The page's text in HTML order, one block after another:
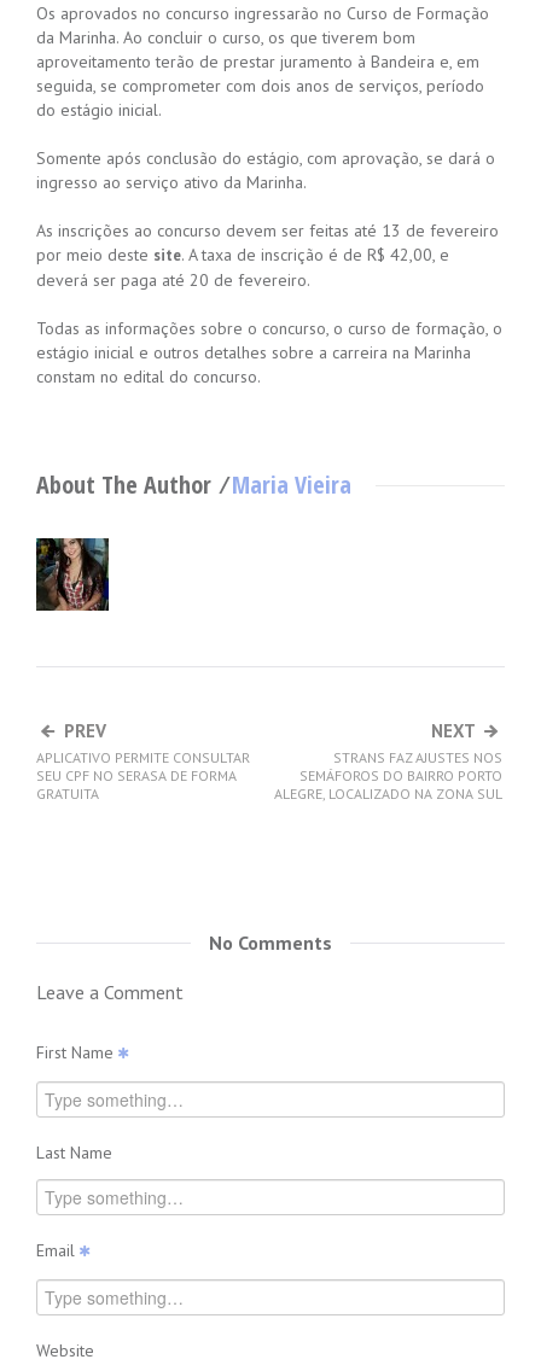
Os aprovados no concurso ingressarão no Curso de Formação
da Marinha. Ao concluir o curso, os que tiverem bom
aproveitamento terão de prestar juramento à Bandeira e, em
seguida, se comprometer com dois anos de serviços, período
do estágio inicial.
Somente após conclusão do estágio, com aprovação, se dará o
ingresso ao serviço ativo da Marinha.
As inscrições ao concurso devem ser feitas até 13 de fevereiro
por meio deste site. A taxa de inscrição é de R$ 42,00, e
deverá ser paga até 20 de fevereiro.
Todas as informações sobre o concurso, o curso de formação, o
estágio inicial e outros detalhes sobre a carreira na Marinha
constam no edital do concurso.
About The Author ⁄Maria Vieira
PREV
APLICATIVO PERMITE CONSULTAR
SEU CPF NO SERASA DE FORMA
GRATUITA
NEXT
STRANS FAZ AJUSTES NOS
SEMÁFOROS DO BAIRRO PORTO
ALEGRE, LOCALIZADO NA ZONA SUL
No Comments
Leave a Comment
First Name
Last Name
Email
Website